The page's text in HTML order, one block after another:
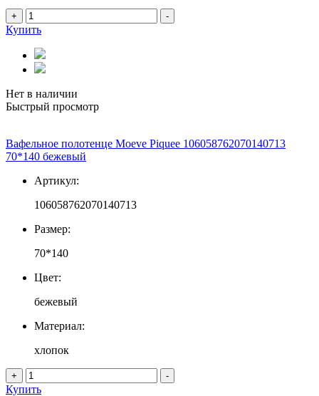
+ -
Купить
Нет в наличии
Быстрый просмотр
Вафельное полотенце Moeve Piquee 106058762070140713
70*140 бежевый
Артикул:
106058762070140713
Размер:
70*140
Цвет:
бежевый
Материал:
хлопок
+ -
Купить